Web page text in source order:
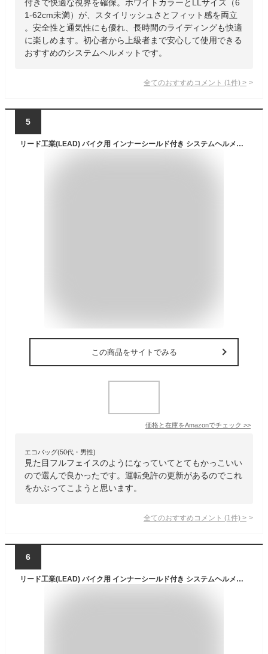
付きで快適な視界を確保。ホワイトカラーとLLサイズ（6
1-62cm未満）が、スタイリッシュさとフィット感を両立
。安全性と通気性にも優れ、長時間のライディングも快適
に楽しめます。初心者から上級者まで安心して使用できる
おすすめのシステムヘルメットです。
全てのおすすめコメント (1 件) >
5
リード工業(LEAD) バイク用 インナーシールド付き システムヘルメット REIZEN (レイゼン) ホワイト Lサイズ (59-60cm未満)
この商品をサイトでみる
価格と在庫をAmazonでチェック >>
エコバッグ(50代・男性)
見た目フルフェイスのようになっていてとてもかっこいい
ので選んで良かったです。運転免許の更新があるのでこれ
をかぶってこようと思います。
全てのおすすめコメント (1 件) >
6
リード工業(LEAD) バイク用 インナーシールド付き システムヘルメット REIZEN (レイゼン) マットブラック Lサイズ (59-60cm未満)